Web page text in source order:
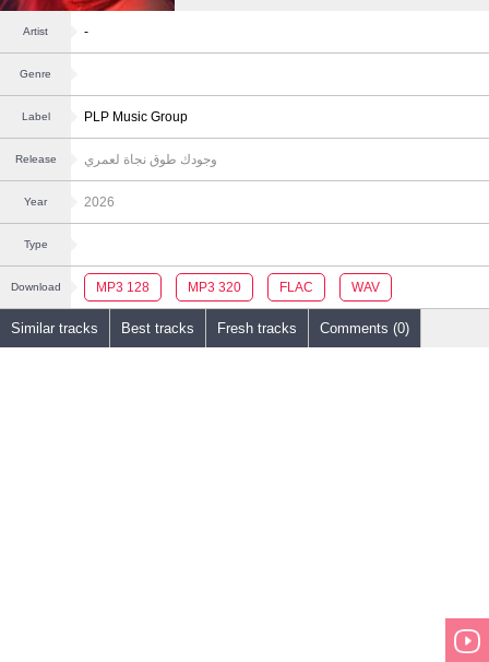
Artist -
Genre
Label PLP Music Group
Release وجودك طوق نجاة لعمري
Year 2026
Type
Download MP3 128 MP3 320 FLAC WAV
Similar tracks Best tracks Fresh tracks Comments (0)